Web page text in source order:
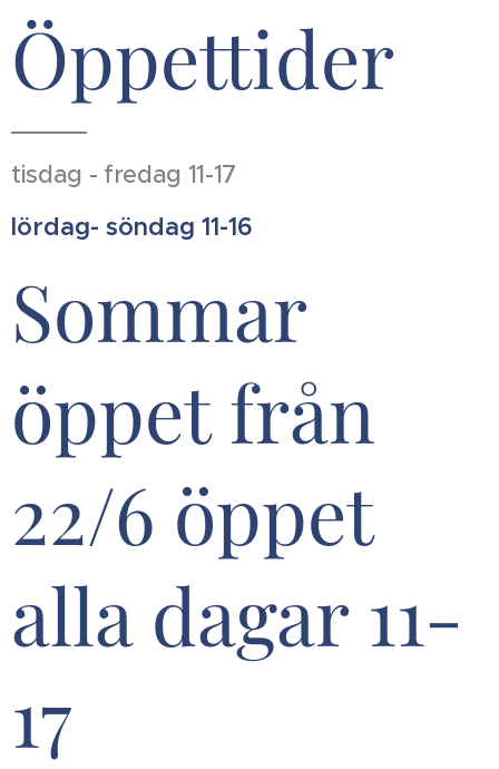
Öppettider
tisdag - fredag 11-17
lördag- söndag 11-16
Sommar
öppet från
22/6 öppet
alla dagar 11-
17